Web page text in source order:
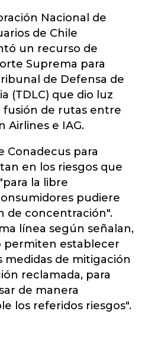
Nacional de
de Chile
un recurso de
Suprema para
de Defensa de
(TDLC) que dio luz
fusión de rutas entre
Airlines e IAG.
Conadecus para
en los riesgos que
la libre
pudiere
de concentración".
línea según señalan,
permiten establecer
medidas de mitigación
reclamada, para
de manera
los referidos riesgos".